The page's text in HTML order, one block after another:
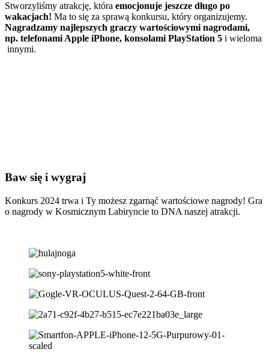
Stworzyliśmy atrakcję, która emocjonuje jeszcze długo po
wakacjach! Ma to się za sprawą konkursu, który organizujemy.
Nagradzamy najlepszych graczy wartościowymi nagrodami,
np. telefonami Apple iPhone, konsolami PlayStation 5 i wieloma
innymi.
Baw się i wygraj
Konkurs 2024 trwa i Ty możesz zgarnąć wartościowe nagrody! Gra
o nagrody w Kosmicznym Labiryncie to DNA naszej atrakcji.